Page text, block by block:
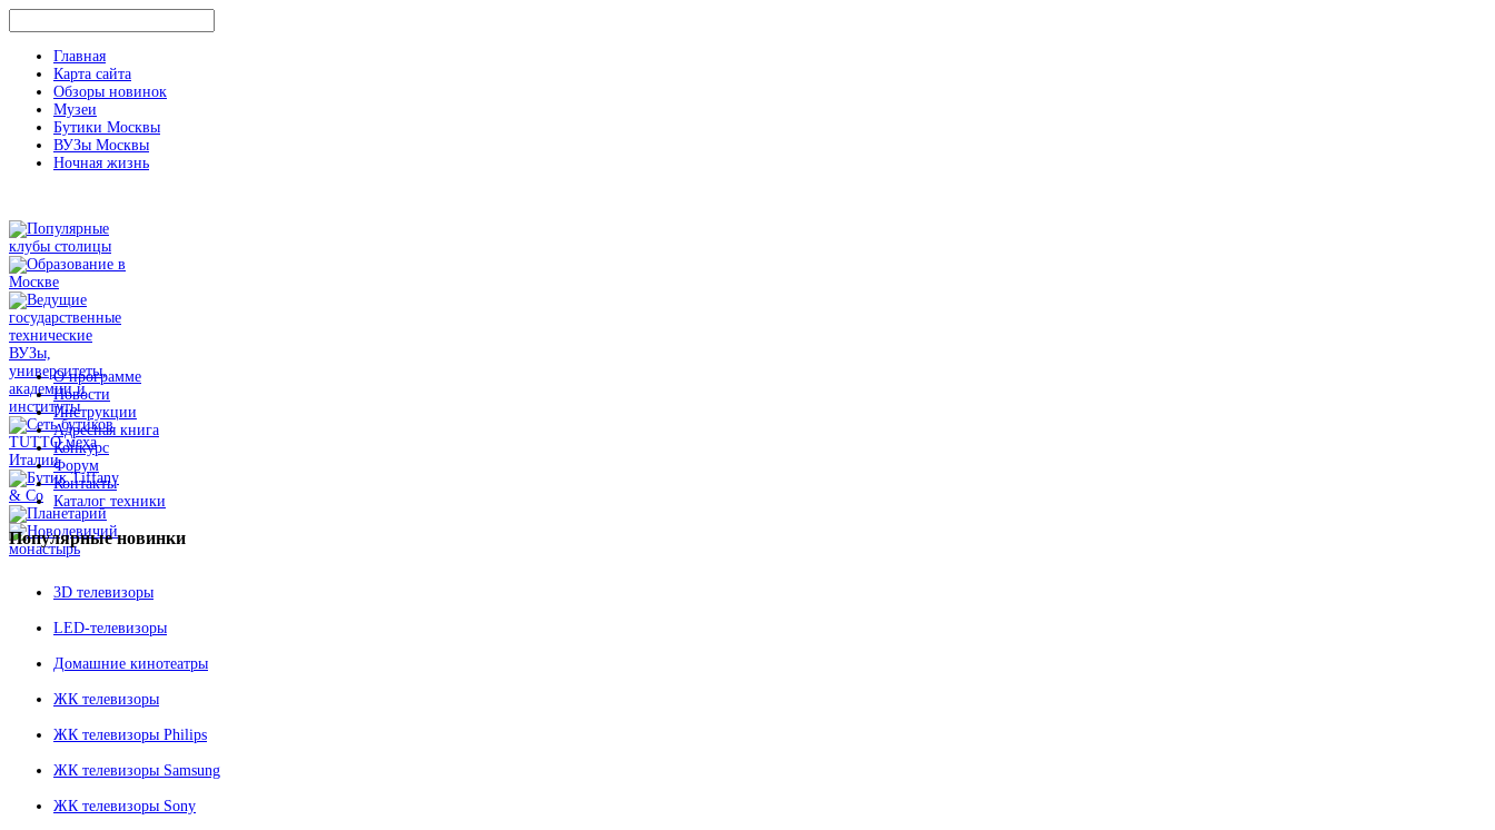
Главная
Карта сайта
Обзоры новинок
Музеи
Бутики Москвы
ВУЗы Москвы
Ночная жизнь
О программе
Новости
Инструкции
Адресная книга
Конкурс
Форум
Контакты
Каталог техники
Популярныеновинки
3D телевизоры
LED-телевизоры
Домашние кинотеатры
ЖК телевизоры
ЖК телевизоры Philips
ЖК телевизоры Samsung
ЖК телевизоры Sony